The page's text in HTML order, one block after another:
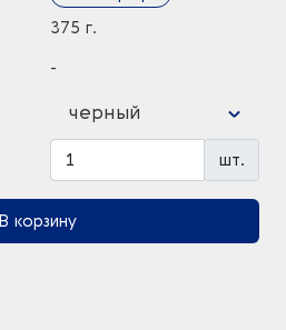
375 г.
-
черный
шт.
В корзину